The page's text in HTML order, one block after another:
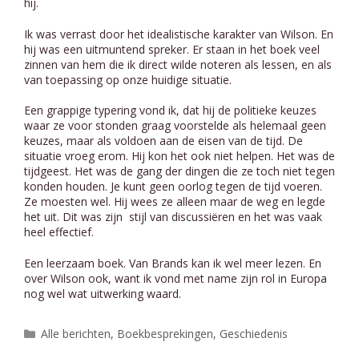
Ik was verrast door het idealistische karakter van Wilson. En
hij was een uitmuntend spreker. Er staan in het boek veel
zinnen van hem die ik direct wilde noteren als lessen, en als
van toepassing op onze huidige situatie.
Een grappige typering vond ik, dat hij de politieke keuzes
waar ze voor stonden graag voorstelde als helemaal geen
keuzes, maar als voldoen aan de eisen van de tijd. De
situatie vroeg erom. Hij kon het ook niet helpen. Het was de
tijdgeest. Het was de gang der dingen die ze toch niet tegen
konden houden. Je kunt geen oorlog tegen de tijd voeren.
Ze moesten wel. Hij wees ze alleen maar de weg en legde
het uit. Dit was zijn stijl van discussiëren en het was vaak
heel effectief.
Een leerzaam boek. Van Brands kan ik wel meer lezen. En
over Wilson ook, want ik vond met name zijn rol in Europa
nog wel wat uitwerking waard.
Categorieën
Alle berichten, Boekbesprekingen, Geschiedenis